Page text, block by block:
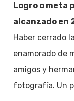
Logro o meta
alcanzado en
Haber cerrado
enamorado de
amigos y
fotografía. Un